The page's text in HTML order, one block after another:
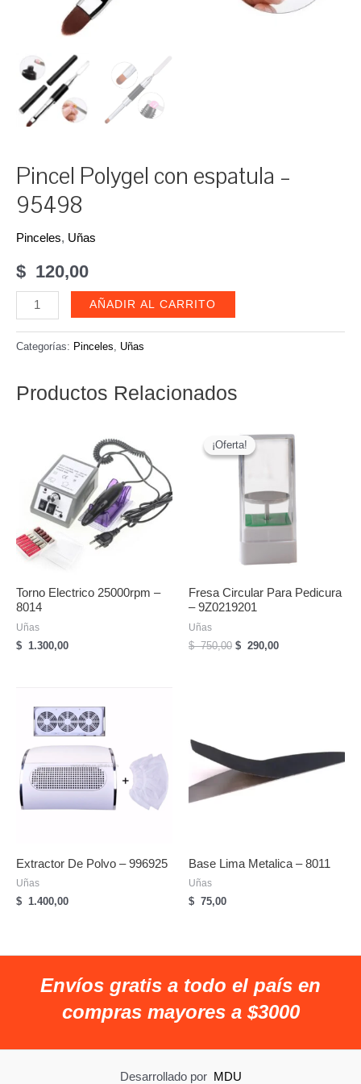
Pincel Polygel con espatula –
95498
Pinceles, Uñas
$ 120,00
Pincel
Polygel
con
-
AÑADIR AL CARRITO
Categorías: Pinceles, Uñas
Productos Relacionados
Torno Electrico 25000rpm –
8014
Uñas
$ 1.300,00
¡Oferta!
¡Oferta!
Fresa Circular Para Pedicura
– 9Z0219201
Uñas
$750,00 El
$ 290,00El
Extractor De Polvo – 996925
Uñas
$ 1.400,00
Base Lima Metalica – 8011
Uñas
$ 75,00
Envíos gratis a todo el país en
compras mayores a $3000
Desarrollado por MDU